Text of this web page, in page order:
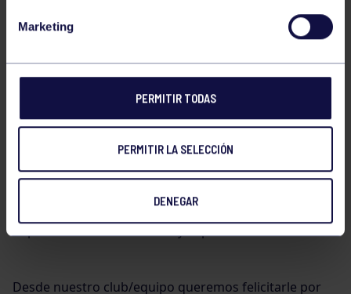
Marketing
PERMITIR TODAS
PERMITIR LA SELECCIÓN
DENEGAR
, quien consiguió
dos segundos puestosen las pruebas de400 metros
lisos y 800 metros lisosdurante elCampeonato de
Atletismo de Plena Inclusión, celebrado ayer en
Avilés.
El atleta demostró una excelente forma física y una
gran competitividad, logrando subir al podio en
ambas distancias y consolidando así una trayectoria
Desde nuestro club/equipo queremos felicitarle por